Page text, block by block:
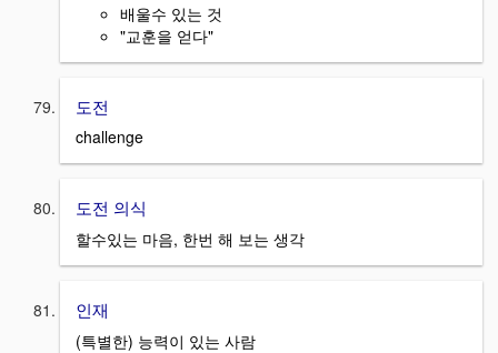
배울수 있는 것
"교훈을 얻다"
도전
challenge
도전 의식
할수있는 마음, 한번 해 보는 생각
인재
(특별한) 능력이 있는 사람